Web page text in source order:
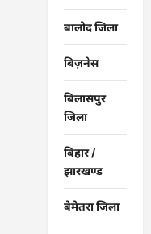
बालोद जिला
बिज़नेस
बिलासपुर
जिला
बिहार /
झारखण्ड
बेमेतरा जिला